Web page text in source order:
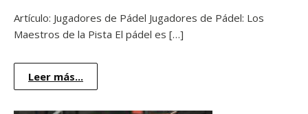
Artículo: Jugadores de Pádel Jugadores de Pádel: Los
Maestros de la Pista El pádel es […]
Leer más...